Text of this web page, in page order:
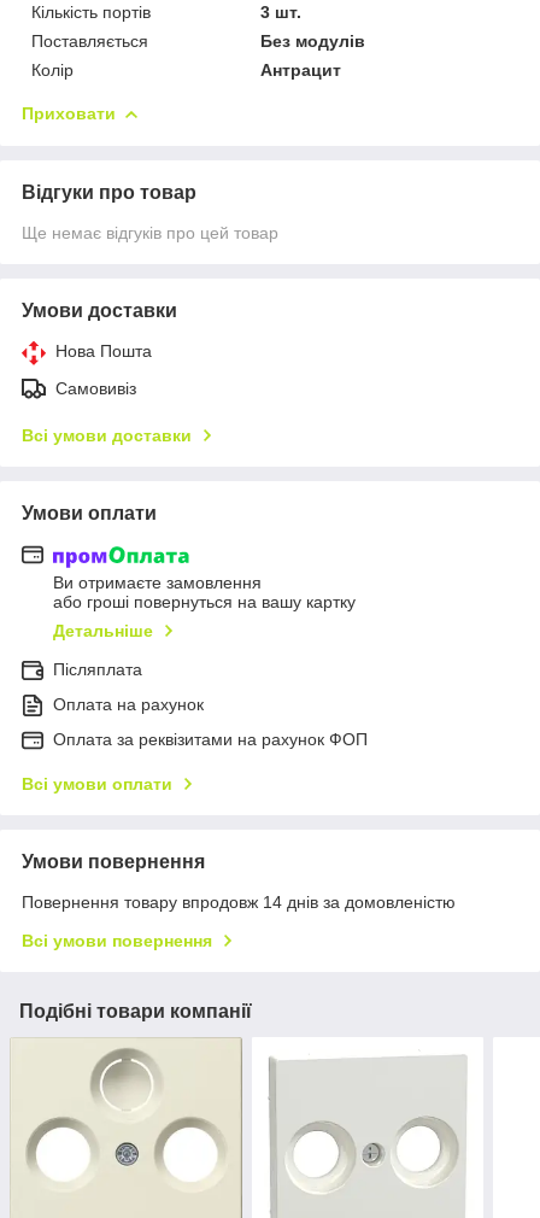
Кількість портів
3 шт.
Поставляється
Без модулів
Колір
Антрацит
Приховати
Відгуки про товар
Ще немає відгуків про цей товар
Умови доставки
Нова Пошта
Самовивіз
Всі умови доставки
Умови оплати
Ви отримаєте замовлення
або гроші повернуться на вашу картку
Детальніше
Післяплата
Оплата на рахунок
Оплата за реквізитами на рахунок ФОП
Всі умови оплати
Умови повернення
Повернення товару впродовж 14 днів за домовленістю
Всі умови повернення
Подібні товари компанії